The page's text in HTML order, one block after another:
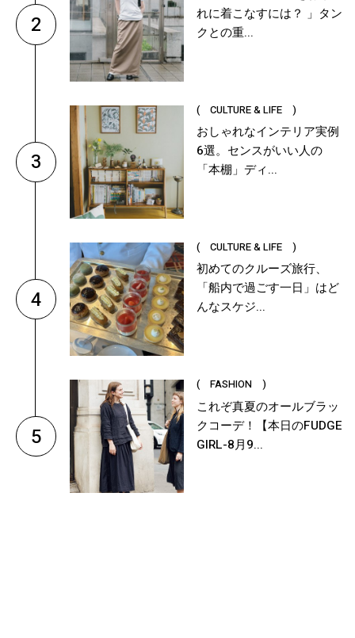
2
れに着こなすには？ 」タン
クとの重...
3
( CULTURE & LIFE )
おしゃれなインテリア実例
6選。センスがいい人の
「本棚」ディ...
4
( CULTURE & LIFE )
初めてのクルーズ旅行、
「船内で過ごす一日」はど
んなスケジ...
5
( FASHION )
これぞ真夏のオールブラッ
クコーデ！【本日のFUDGE
GIRL-8月9...